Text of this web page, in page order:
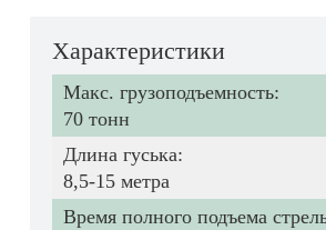
Характеристики
Макс. грузоподъемность:
70 тонн
Длина гуська:
8,5-15 метра
Время полного подъема